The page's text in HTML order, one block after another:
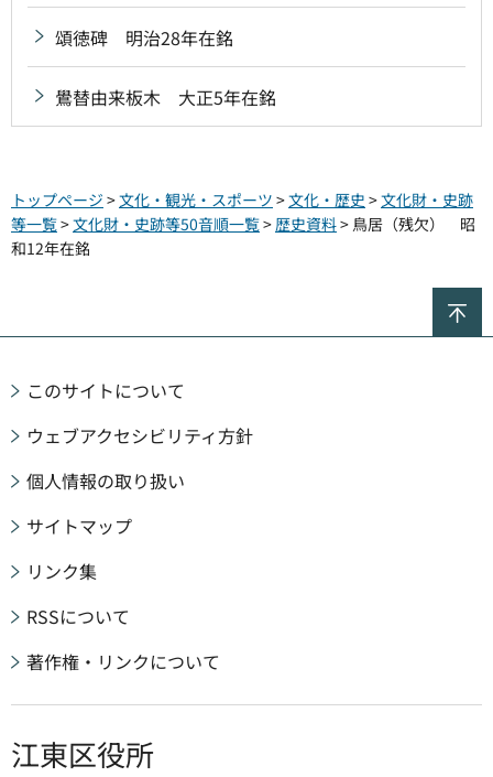
頌徳碑 明治28年在銘
鷽替由来板木 大正5年在銘
トップページ >文化・観光・スポーツ >文化・歴史 >文化財・史跡
等一覧>文化財・史跡等50音順一覧> 歴史資料> 鳥居（残欠） 昭
和12年在銘
このサイトについて
ウェブアクセシビリティ方針
個人情報の取り扱い
サイトマップ
リンク集
RSSについて
著作権・リンクについて
江東区役所